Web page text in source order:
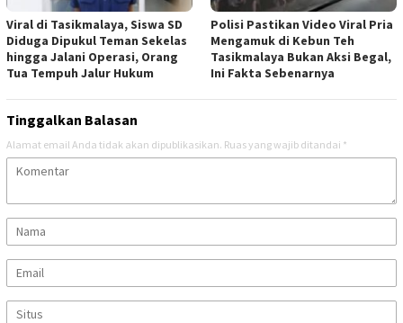
Viral di Tasikmalaya, Siswa SD
Diduga Dipukul Teman Sekelas
hingga Jalani Operasi, Orang
Tua Tempuh Jalur Hukum
Polisi Pastikan Video Viral Pria
Mengamuk di Kebun Teh
Tasikmalaya Bukan Aksi Begal,
Ini Fakta Sebenarnya
Tinggalkan Balasan
Alamat email Anda tidak akan dipublikasikan. Ruas yang wajib ditandai *